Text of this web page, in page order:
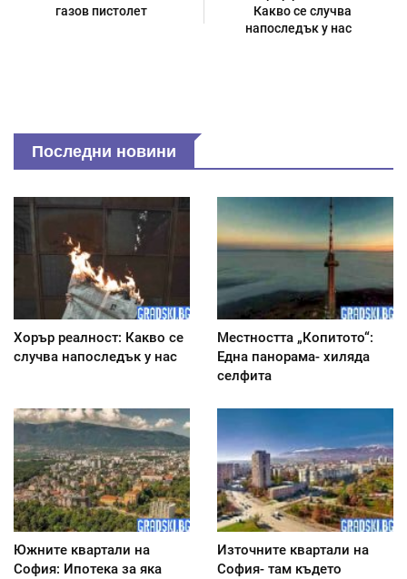
газов пистолет
Какво се случва
напоследък у нас
Последни новини
Хорър реалност: Какво се
случва напоследък у нас
Местността „Копитото“:
Една панорама- хиляда
селфита
Южните квартали на
София: Ипотека за яка
Източните квартали на
София- там където